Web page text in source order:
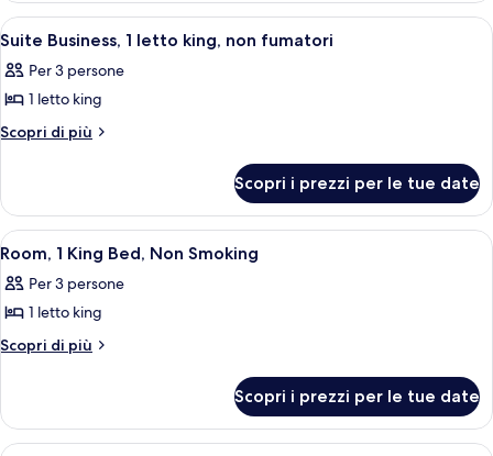
letti
queen,
non
fumatori
letti
non
fumatori
Apri
tutte
le
foto
per
1
letto
king,
non
fumatori
Una camera d'albergo con una
2
Suite Business, 1 letto king, non fumatori
Per 3 persone
1 letto king
Scopri di più
Altri
Business,
letto
non
fumatori
Scopri i prezzi per le tue date
Apri
tutte
le
foto
per
King
Bed,
Una camera d'albergo con un letto
3
Room, 1 King Bed, Non Smoking
Per 3 persone
1 letto king
Scopri di più
Altri
1
King
Scopri i prezzi per le tue date
Una camera d'albergo con un letto